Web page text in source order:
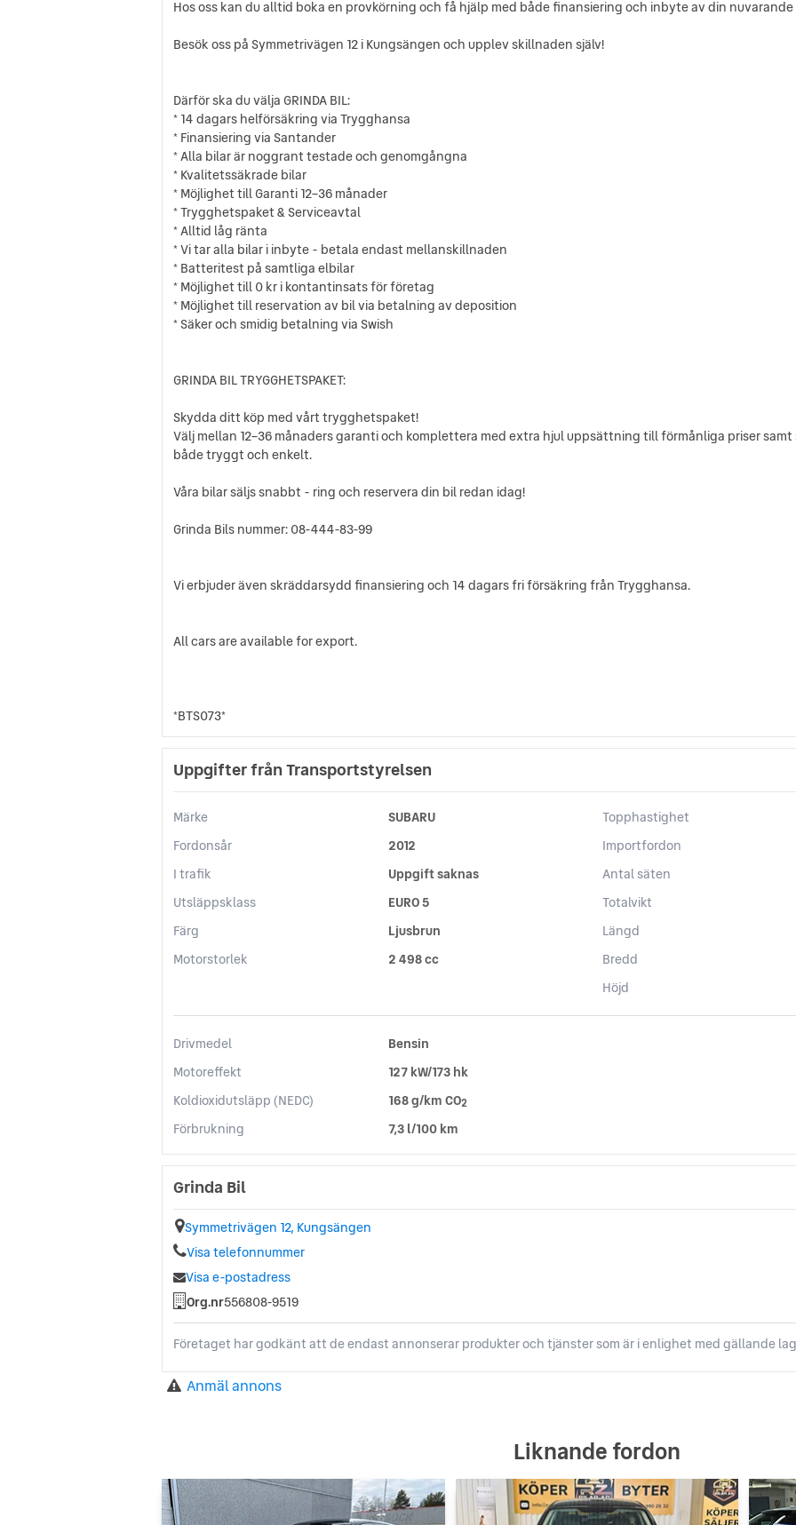
Hos oss kan du alltid boka en provkörning och få hjälp med både finansiering och inbyte av din
Besök oss på Symmetrivägen 12 i Kungsängen och upplev skillnaden själv!
Därför ska du välja GRINDA BIL:
* 14 dagars helförsäkring via Trygghansa
* Finansiering via Santander
* Alla bilar är noggrant testade och genomgångna
* Kvalitetssäkrade bilar
* Möjlighet till Garanti 12–36 månader
* Trygghetspaket & Serviceavtal
* Alltid låg ränta
* Vi tar alla bilar i inbyte - betala endast mellanskillnaden
* Batteritest på samtliga elbilar
* Möjlighet till 0 kr i kontantinsats för företag
* Möjlighet till reservation av bil via betalning av deposition
* Säker och smidig betalning via Swish
GRINDA BIL TRYGGHETSPAKET:
Skydda ditt köp med vårt trygghetspaket!
Välj mellan 12–36 månaders garanti och komplettera med extra hjul uppsättning till förmånliga priser
både tryggt och enkelt.
Våra bilar säljs snabbt - ring och reservera din bil redan idag!
Grinda Bils nummer: 08-444-83-99
Vi erbjuder även skräddarsydd finansiering och 14 dagars fri försäkring från Trygghansa.
All cars are available for export.
*BTS073*
Uppgifter från Transportstyrelsen
Märke
SUBARU
Fordonsår
2012
I trafik
Uppgift saknas
Utsläppsklass
EURO 5
Färg
Ljusbrun
Motorstorlek
2 498 cc
Topphastighet
Importfordon
Antal säten
Totalvikt
Längd
Bredd
Höjd
Drivmedel
Bensin
Motoreffekt
127 kW/173 hk
Koldioxidutsläpp (NEDC)
168 g/km CO2
Förbrukning 7,3 l/100 km
Grinda Bil
Symmetrivägen 12, Kungsängen
Visa telefonnummer
Visa e-postadress
Org.nr556808-9519
Företaget har godkänt att de endast annonserar produkter och tjänster som är i enlighet med gällande
Anmäl annons
Liknande fordon